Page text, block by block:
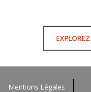
Mentions Légales